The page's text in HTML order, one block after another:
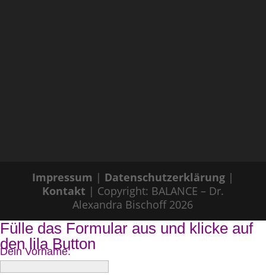
Impressum | Datenschutzerklärung|
Kontakt | Copyright: BALANCE – Dr.
Alexandra Bischoff 2026
Fülle das Formular aus und klicke auf
den lila Button
Dein Vorname: